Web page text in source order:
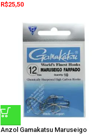
R$25,50
Anzol Gamakatsu Maruseigo